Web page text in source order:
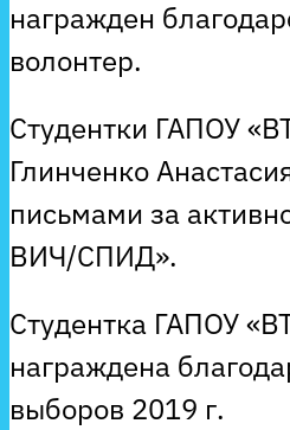
награжден
волонтер.
Студентки ГАПОУ
Глинченко
письмами за
ВИЧ/СПИД».
Студентка ГАПОУ
награждена
выборов 2019 г.